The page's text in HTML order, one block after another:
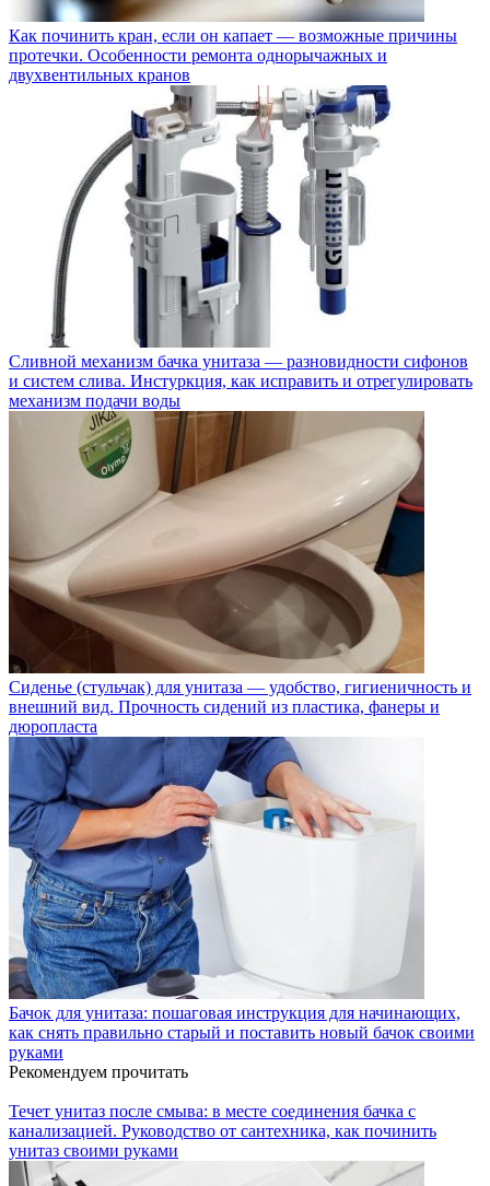
Как починить кран, если он капает — возможные причины
протечки. Особенности ремонта однорычажных и
двухвентильных кранов
Сливной механизм бачка унитаза — разновидности сифонов
и систем слива. Инстуркция, как исправить и отрегулировать
механизм подачи воды
Сиденье (стульчак) для унитаза — удобство, гигиеничность и
внешний вид. Прочность сидений из пластика, фанеры и
дюропласта
Бачок для унитаза: пошаговая инструкция для начинающих,
как снять правильно старый и поставить новый бачок своими
руками
Рекомендуем прочитать
Течет унитаз после смыва: в месте соединения бачка с
канализацией. Руководство от сантехника, как починить
унитаз своими руками